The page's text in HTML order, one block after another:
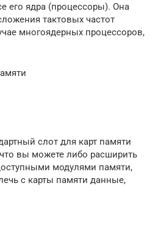
его ядра (процессоры). Она
тактовых частот
многоядерных процессоров,
слот для карт памяти
что вы можете либо расширить
модулями памяти,
с карты памяти данные,